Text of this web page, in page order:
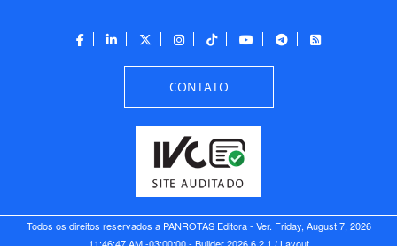
CONTATO
Todos os direitos reservados a PANROTAS Editora - Ver. Friday, August 7, 2026